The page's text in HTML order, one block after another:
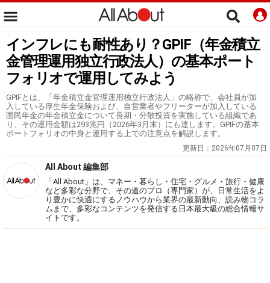
インフレにも耐性あり？GPIF（年金積立
金管理運用独立行政法人）の基本ポート
フォリオで運用してみよう
GPIFとは、「年金積立金管理運用独立行政法人」の略称で、会社員が加
入している厚生年金保険および、自営業者やフリーターが加入している
国民年金の年金積立金について長期・分散投資を実施している組織であ
り、その運用金額は293兆円（2026年3月末）にも達します。GPIFの基本
ポートフォリオの中身と運用する上での注意点を解説します。
更新日： 2026年07月07日
All About 編集部
「All About」は、マネー・暮らし・住宅・グルメ・旅行・健康
など多彩な分野で、その道のプロ（専門家）が、日常生活をよ
り豊かに快適にするノウハウから業界の最新動向、読み物コラ
ムまで、多彩なコンテンツを発信する日本最大級の総合情報サ
イトです。